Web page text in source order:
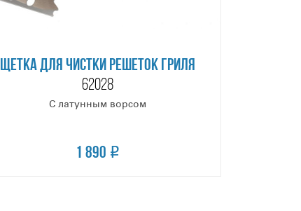
ЩЕТКА ДЛЯ ЧИСТКИ РЕШЕТОК ГРИЛЯ
62028
С латунным ворсом
1 890